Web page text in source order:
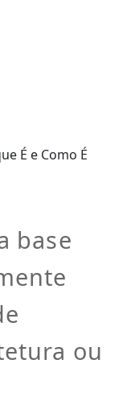
É e Como É
base
ou